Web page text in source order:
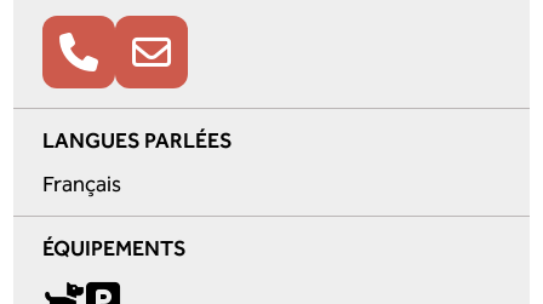
LANGUES PARLÉES
Français
ÉQUIPEMENTS